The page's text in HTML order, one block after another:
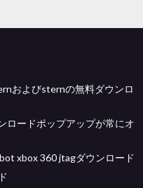
およびsternの無料ダウンロ
ロードポップアップが常にオ
xbox 360 jtagダウンロード